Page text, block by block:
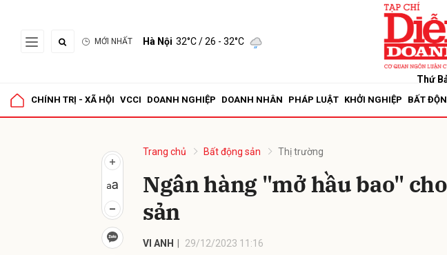
MỚI NHẤT Hà Nội 32°C/ 26 - 32°C
Thứ
CHÍNH TRỊ - XÃ HỘI VCCI DOANH NGHIỆP DOANH NHÂN PHÁP LUẬT KHỞI NGHIỆP BẤT
Trang chủ Bất động sản Thị trường
Ngân hàng "mở hầu bao"
sản
VI ANH 29/12/2023 11:16